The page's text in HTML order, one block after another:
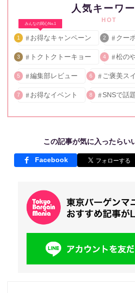
人気キーワ
HOT
みんなの関心No.1
1 お得なキャンペーン 2 クー
3 トクトクトーキョー 4 松の
5 編集部レビュー 6 ご褒美ス
7 お得なイベント 8 SNSで話題
この記事が気に入ったらい
Facebook